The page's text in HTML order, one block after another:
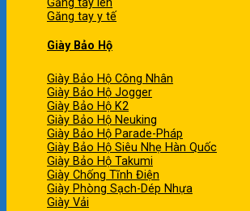
Găng tay y tế
Giày Bảo Hộ
Giày Bảo Hộ Công Nhân
Giày Bảo Hộ Jogger
Giày Bảo Hộ K2
Giày Bảo Hộ Neuking
Giày Bảo Hộ Parade-Pháp
Giày Bảo Hộ Siêu Nhẹ Hàn Quốc
Giày Bảo Hộ Takumi
Giày Chống Tĩnh Điện
Giày Phòng Sạch-Dép Nhựa
Giày Vải